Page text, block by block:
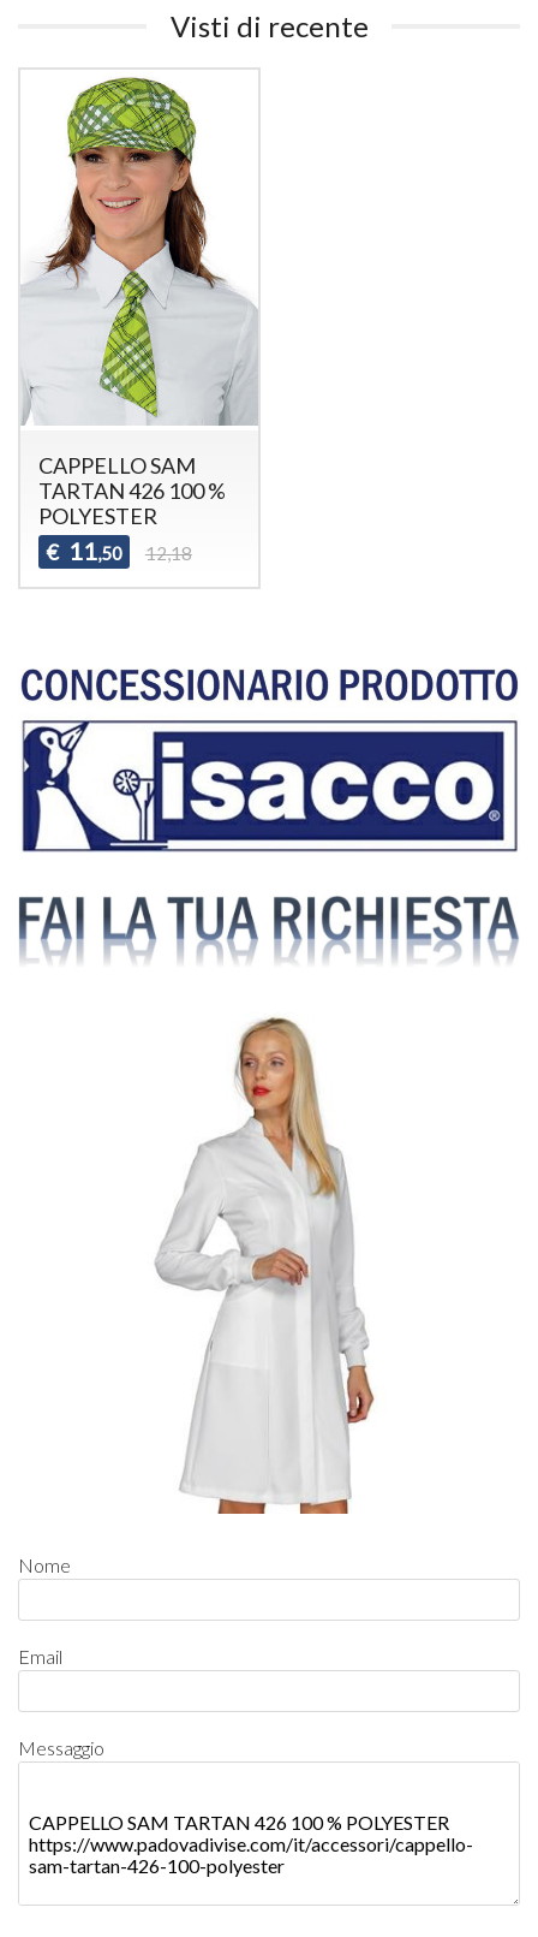
Visti di recente
CAPPELLO SAM
TARTAN 426 100 %
POLYESTER
€ 11,50 12,18
Nome
Email
Messaggio